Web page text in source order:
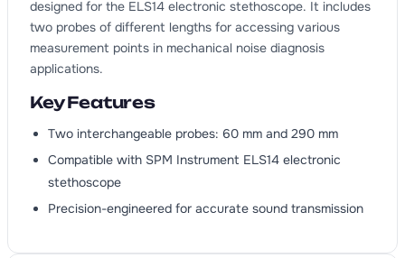
designed for the ELS14 electronic stethoscope. It includes
two probes of different lengths for accessing various
measurement points in mechanical noise diagnosis
applications.
Key Features
Two interchangeable probes: 60 mm and 290 mm
Compatible with SPM Instrument ELS14 electronic
stethoscope
Precision-engineered for accurate sound transmission